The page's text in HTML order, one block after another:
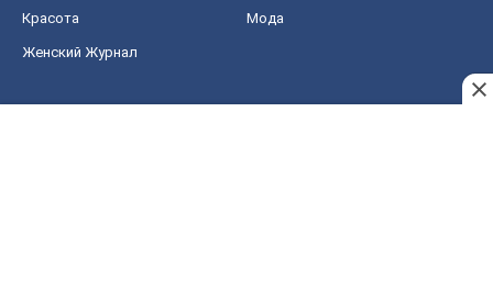
Красота Мода
Женский Журнал